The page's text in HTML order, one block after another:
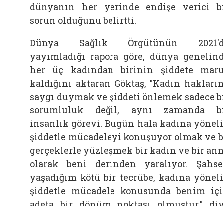
dünyanın her yerinde endişe verici
sorun olduğunu belirtti.
Dünya Sağlık Örgütünün
yayımladığı rapora göre, dünya
her üç kadından birinin şiddete
kaldığını aktaran Göktaş, "Kadın
saygı duymak ve şiddeti önlemek sadece
sorumluluk değil, aynı zamanda
insanlık görevi. Bugün hala kadına
şiddetle mücadeleyi konuşuyor olmak ve
gerçeklerle yüzleşmek bir kadın ve bir
olarak beni derinden yaralıyor.
yaşadığım kötü bir tecrübe, kadına
şiddetle mücadele konusunda benim